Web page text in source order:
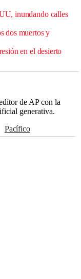
inundando calles
dos muertos y
en el desierto
de AP con la
generativa.
Pacífico